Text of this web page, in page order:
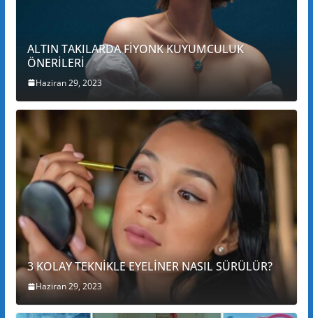
ALTIN TAKILARDA FİYONK KUYUMCULUK
ÖNERİLERİ
Haziran 29, 2023
3 KOLAY TEKNİKLE EYELİNER NASIL SÜRÜLÜR?
Haziran 29, 2023